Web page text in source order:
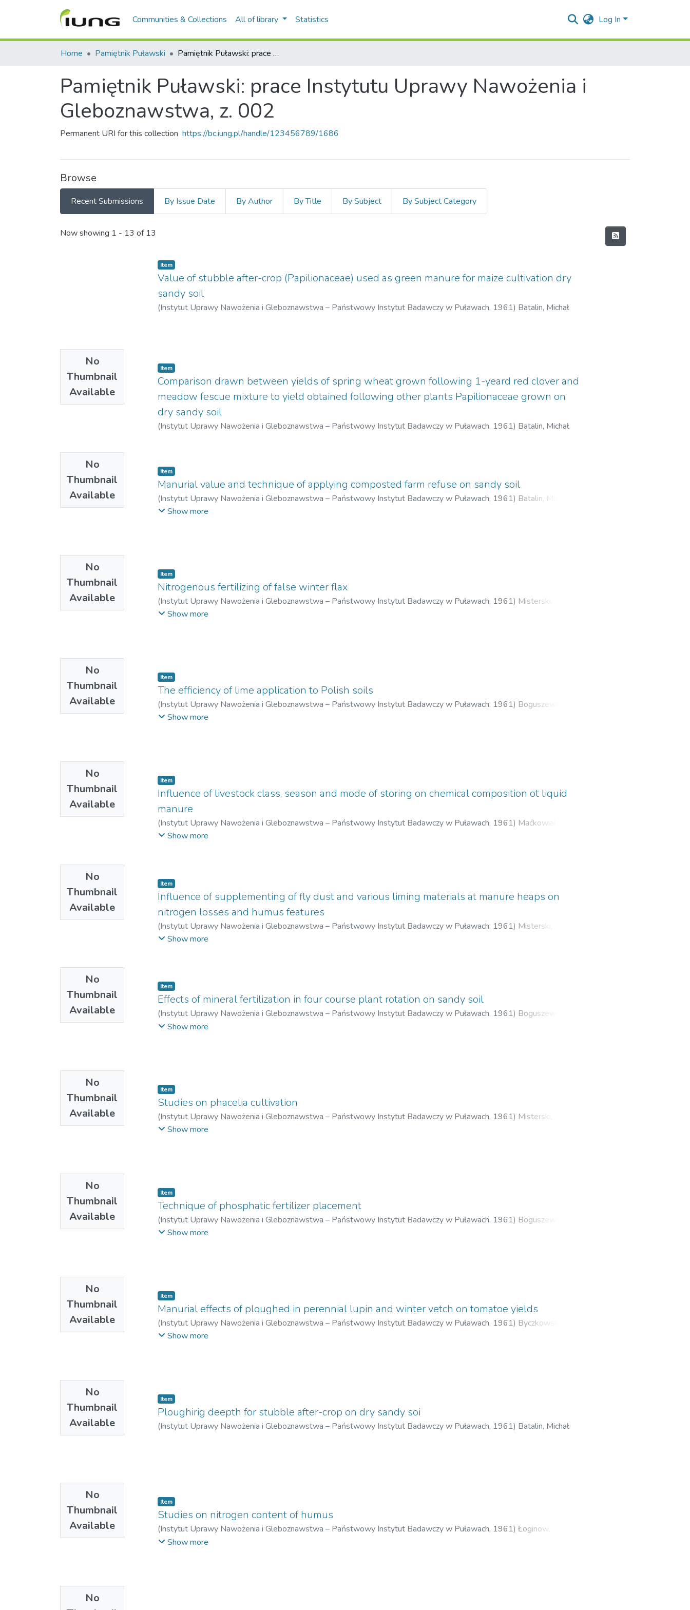
Communities & Collections All of library Statistics Log In
Home Pamiętnik Puławski Pamiętnik Puławski: prace Instytutu Uprawy Nawożenia i Gleboznawstwa, z. 002
Pamiętnik Puławski: prace Instytutu Uprawy Nawożenia i
Gleboznawstwa, z. 002
Permanent URI for this collection https://bc.iung.pl/handle/123456789/1686
Browse
Recent Submissions By Issue Date By Author By Title By Subject By Subject Category
Recent Submissions
Now showing 1 - 13 of 13
No
Thumbnail
Available
Item
Value of stubble after-crop (Papilionaceae) used as green manure for maize cultivation dry
sandy soil
(Instytut Uprawy Nawożenia i Gleboznawstwa – Państwowy Instytut Badawczy w Puławach, 1961) Batalin, Michał
No
Thumbnail
Available
Item
Comparison drawn between yields of spring wheat grown following 1-yeard red clover and
meadow fescue mixture to yield obtained following other plants Papilionaceae grown on
dry sandy soil
(Instytut Uprawy Nawożenia i Gleboznawstwa – Państwowy Instytut Badawczy w Puławach, 1961) Batalin, Michał
No
Thumbnail
Available
Item
Manurial value and technique of applying composted farm refuse on sandy soil
(Instytut Uprawy Nawożenia i Gleboznawstwa – Państwowy Instytut Badawczy w Puławach, 1961) Batalin, Michał
Urbanowski, Stanisław
Show more
No
Thumbnail
Available
Item
Nitrogenous fertilizing of false winter flax
(Instytut Uprawy Nawożenia i Gleboznawstwa – Państwowy Instytut Badawczy w Puławach, 1961) Misterski,
Władysław;Cwojdziński, Wojciech
Show more
No
Thumbnail
Available
Item
The efficiency of lime application to Polish soils
(Instytut Uprawy Nawożenia i Gleboznawstwa – Państwowy Instytut Badawczy w Puławach, 1961) Boguszewski,
Wacław
Show more
No
Thumbnail
Available
Item
Influence of livestock class, season and mode of storing on chemical composition ot liquid
manure
(Instytut Uprawy Nawożenia i Gleboznawstwa – Państwowy Instytut Badawczy w Puławach, 1961) Maćkowiak,
Czesław
Show more
No
Thumbnail
Available
Item
Influence of supplementing of fly dust and various liming materials at manure heaps on
nitrogen losses and humus features
(Instytut Uprawy Nawożenia i Gleboznawstwa – Państwowy Instytut Badawczy w Puławach, 1961) Misterski,
Władysław
Show more
No
Thumbnail
Available
Item
Effects of mineral fertilization in four course plant rotation on sandy soil
(Instytut Uprawy Nawożenia i Gleboznawstwa – Państwowy Instytut Badawczy w Puławach, 1961) Boguszewski,
Wacław;Maćkowiak, Czesław
Show more
No
Thumbnail
Available
Item
Studies on phacelia cultivation
(Instytut Uprawy Nawożenia i Gleboznawstwa – Państwowy Instytut Badawczy w Puławach, 1961) Misterski,
Władysław;Klupczyński, Zdzisław
Show more
No
Thumbnail
Available
Item
Technique of phosphatic fertilizer placement
(Instytut Uprawy Nawożenia i Gleboznawstwa – Państwowy Instytut Badawczy w Puławach, 1961) Boguszewski,
Wacław;Wyszyńska-Smierzchalska, Kryspina
Show more
No
Thumbnail
Available
Item
Manurial effects of ploughed in perennial lupin and winter vetch on tomatoe yields
(Instytut Uprawy Nawożenia i Gleboznawstwa – Państwowy Instytut Badawczy w Puławach, 1961) Byczkowski,
Aleksy;Seidler, Maria
Show more
No
Thumbnail
Available
Item
Ploughirig deepth for stubble after-crop on dry sandy soi
(Instytut Uprawy Nawożenia i Gleboznawstwa – Państwowy Instytut Badawczy w Puławach, 1961) Batalin, Michał
No
Item
Studies on nitrogen content of humus
(Instytut Uprawy Nawożenia i Gleboznawstwa – Państwowy Instytut Badawczy w Puławach, 1961) Łoginow,
Włodzimierz
Show more